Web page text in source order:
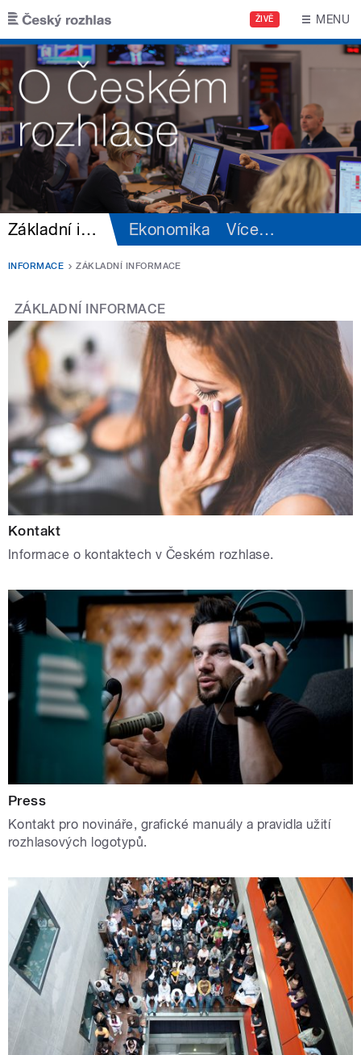
Přejít k hlavnímu obsahu
ŽIVĚ MENU
Základní informace Ekonomika Více…
INFORMACE ZÁKLADNÍ INFORMACE
ZÁKLADNÍ INFORMACE
Kontakt
Informace o kontaktech v Českém rozhlase.
Press
Kontakt pro novináře, grafické manuály a pravidla užití
rozhlasových logotypů.